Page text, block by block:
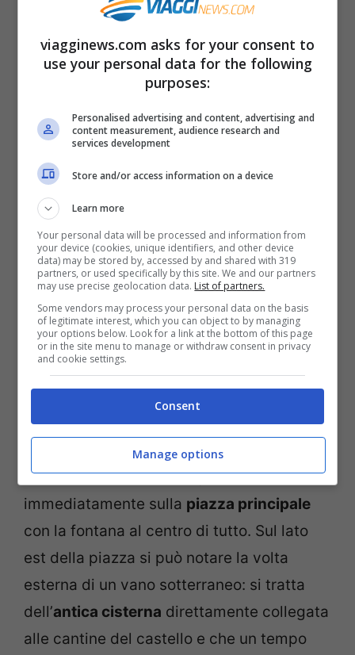
vanno formando le avvolgenti mura del
quando si varca la porta di ingresso del
borgo e si ha davvero l’impressione di
essere catapultati in un epoca lontana nel
tempo.
Vigoleno, un borgo da vivere lentamente tra Vin Santo e
Una volta entrati nel borgo si arriva
immediatamente sulla piazza principale
con la fontana al centro di tutto. Sul lato
est della piazza si può notare la volta
esterna di un vano sotterraneo: si tratta
dell’antica cisterna direttamente collegata
alle cantine del castello e che un tempo
viagginews.com asks for your consent to
use your personal data for the following
purposes:
Personalised advertising and content, advertising and
content measurement, audience research and
services development
Store and/or access information on a device
Learn more
Your personal data will be processed and information from
your device (cookies, unique identifiers, and other device
data) may be stored by, accessed by and shared with 319
partners, or used specifically by this site. We and our partners
may use precise geolocation data. List of partners.
Some vendors may process your personal data on the basis
of legitimate interest, which you can object to by managing
your options below. Look for a link at the bottom of this page
or in the site menu to manage or withdraw consent in privacy
and cookie settings.
Consent
Manage options